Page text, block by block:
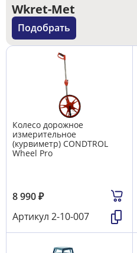
Wkret-Met
Подобрать
Колесо дорожное
измерительное
(курвиметр) CONDTROL
Wheel Pro
8 990₽
Артикул 2-10-007